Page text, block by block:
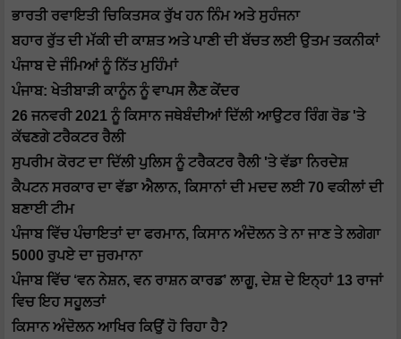
ਭਾਰਤੀ ਰਵਾਇਤੀ ਚਿਕਿਤਸਕ ਰੁੱਖ ਹਨ ਨਿੰਮ ਅਤੇ ਸੁਹੰਜਨਾ
ਬਹਾਰ ਰੁੱਤ ਦੀ ਮੱਕੀ ਦੀ ਕਾਸ਼ਤ ਅਤੇ ਪਾਣੀ ਦੀ ਬੱਚਤ ਲਈ ਉਤਮ ਤਕਨੀਕਾਂ
ਪੰਜਾਬ ਦੇ ਜੰਮਿਆਂ ਨੂੰ ਨਿੱਤ ਮੁਹਿੰਮਾਂ
ਪੰਜਾਬ: ਖੇਤੀਬਾੜੀ ਕਾਨੂੰਨ ਨੂੰ ਵਾਪਸ ਲੈਣ ਕੇਂਦਰ
26 ਜਨਵਰੀ 2021 ਨੂੰ ਕਿਸਾਨ ਜਥੇਬੰਦੀਆਂ ਦਿੱਲੀ ਆਉਟਰ ਰਿੰਗ ਰੋਡ 'ਤੇ
ਕੱਢਣਗੇ ਟਰੈਕਟਰ ਰੈਲੀ
ਸੁਪਰੀਮ ਕੋਰਟ ਦਾ ਦਿੱਲੀ ਪੁਲਿਸ ਨੂੰ ਟਰੈਕਟਰ ਰੈਲੀ 'ਤੇ ਵੱਡਾ ਨਿਰਦੇਸ਼
ਕੈਪਟਨ ਸਰਕਾਰ ਦਾ ਵੱਡਾ ਐਲਾਨ, ਕਿਸਾਨਾਂ ਦੀ ਮਦਦ ਲਈ 70 ਵਕੀਲਾਂ ਦੀ
ਬਣਾਈ ਟੀਮ
ਪੰਜਾਬ ਵਿੱਚ ਪੰਚਾਇਤਾਂ ਦਾ ਫਰਮਾਨ, ਕਿਸਾਨ ਅੰਦੋਲਨ ਤੇ ਨਾ ਜਾਣ ਤੇ ਲਗੇਗਾ
5000 ਰੁਪਏ ਦਾ ਜੁਰਮਾਨਾ
ਪੰਜਾਬ ਵਿੱਚ ‘ਵਨ ਨੇਸ਼ਨ, ਵਨ ਰਾਸ਼ਨ ਕਾਰਡ’ ਲਾਗੂ, ਦੇਸ਼ ਦੇ ਇਨ੍ਹਾਂ 13 ਰਾਜਾਂ
ਵਿਚ ਇਹ ਸਹੂਲਤਾਂ
ਕਿਸਾਨ ਅੰਦੋਲਨ ਆਖਿਰ ਕਿਉਂ ਹੋ ਰਿਹਾ ਹੈ?